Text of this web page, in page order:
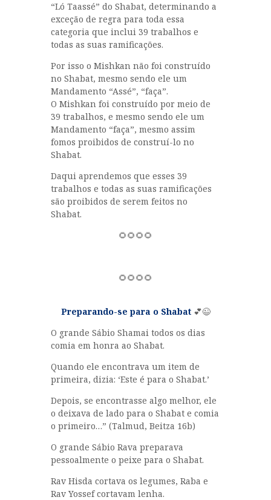
“Ló Taassé” do Shabat, determinando a
exceção de regra para toda essa
categoria que inclui 39 trabalhos e
todas as suas ramificações.
Por isso o Mishkan não foi construído
no Shabat, mesmo sendo ele um
Mandamento “Assé”, “faça”.
O Mishkan foi construído por meio de
39 trabalhos, e mesmo sendo ele um
Mandamento “faça”, mesmo assim
fomos proibidos de construí-lo no
Shabat.
Daqui aprendemos que esses 39
trabalhos e todas as suas ramificações
são proibidos de serem feitos no
Shabat.
🌻🌻🌻🌻
🌻🌻🌻🌻
Preparando-se para o Shabat 💕😉
O grande Sábio Shamai todos os dias
comia em honra ao Shabat.
Quando ele encontrava um item de
primeira, dizia: ‘Este é para o Shabat.’
Depois, se encontrasse algo melhor, ele
o deixava de lado para o Shabat e comia
o primeiro…” (Talmud, Beitza 16b)
O grande Sábio Rava preparava
pessoalmente o peixe para o Shabat.
Rav Hisda cortava os legumes, Raba e
Rav Yossef cortavam lenha.